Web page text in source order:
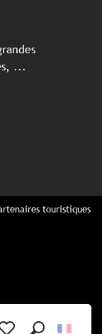
...
touristiques